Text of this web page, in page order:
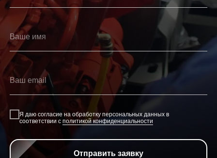
Я даю согласие на обработку персональных данных в
соответствии с политикой конфиденциальности
Отправить заявку